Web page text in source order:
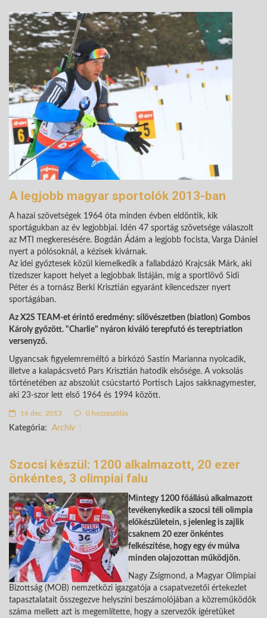
A legjobb magyar sportolók 2013-ban
A hazai szövetségek 1964 óta minden évben eldöntik, kik
sportágukban az év legjobbjai. Idén 47 sportág szövetsége válaszolt
az MTI megkeresésére. Bogdán Ádám a legjobb focista, Varga Dániel
nyert a pólósoknál, a kézisek kivárnak.
Az idei győztesek közül kiemelkedik a fallabdázó Krajcsák Márk, aki
tizedszer kapott helyet a legjobbak listáján, míg a sportlövő Sidi
Péter és a tornász Berki Krisztián egyaránt kilencedszer nyert
sportágában.
Az X2S TEAM-et érintő eredmény: sílövészetben (biatlon) Gombos
Károly győzött. "Charlie" nyáron kiváló terepfutó és tereptriatlon
versenyző.
Ugyancsak figyelemreméltó a birkózó Sastin Marianna nyolcadik,
illetve a kalapácsvető Pars Krisztián hatodik elsősége. A voksolás
történetében az abszolút csúcstartó Portisch Lajos sakknagymester,
aki 23-szor lett első 1964 és 1994 között.
16 dec. 2013 0 hozzászólás
Kategória: Archív
Szocsi készül: 1200 alkalmazott, 20 ezer
önkéntes, 3 olimpiai falu
Mintegy 1200 főállású alkalmazott
tevékenykedik a szocsi téli olimpia
előkészületein, s jelenleg is zajlik
csaknem 20 ezer önkéntes
felkészítése, hogy egy év múlva
minden olajozottan működjön.
Nagy Zsigmond, a Magyar Olimpiai
Bizottság (MOB) nemzetközi igazgatója a csapatvezetői értekezlet
tapasztalatait összegezve helyszíni beszámolójában a közreműködők
száma mellett azt is megemlítette, hogy a szervezők ígéretüket